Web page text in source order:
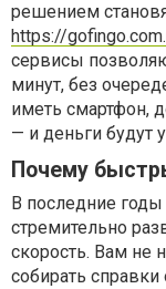
решением
https://
сервисы
минут, без
иметь смартфон,
— и деньги будут
Почему
В последние
стремительно
скорость. Вам не
собирать справки